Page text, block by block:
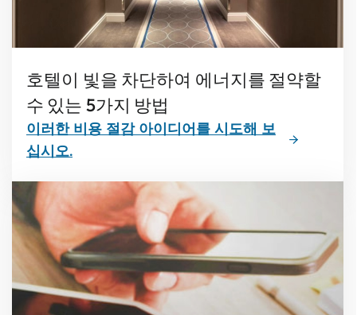
호텔이 빛을 차단하여 에너지를 절약할
수 있는 5가지 방법
이러한 비용 절감 아이디어를 시도해 보
십시오.